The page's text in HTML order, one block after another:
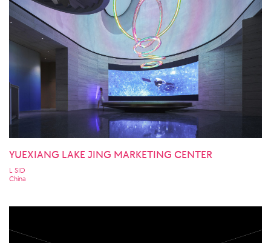
YUEXIANG LAKE JING MARKETING CENTER
L SID
China